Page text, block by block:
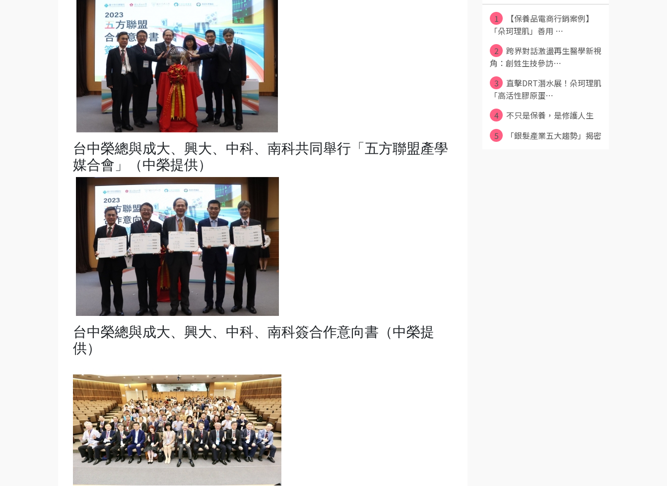
台中榮總與成大、興大、中科、南科共同舉行「五方聯盟產學
媒合會」（中榮提供）
台中榮總與成大、興大、中科、南科簽合作意向書（中榮提
供）
1
【保養品電商行銷案例】
「朵珂理肌」善用 ⋯
2
跨界對話激盪再生醫學新視
角：創甡生技參訪⋯
3
直擊DRT潛水展！朵珂理肌
「高活性膠原蛋⋯
4
不只是保養，是修護人生
5
「銀髮產業五大趨勢」揭密